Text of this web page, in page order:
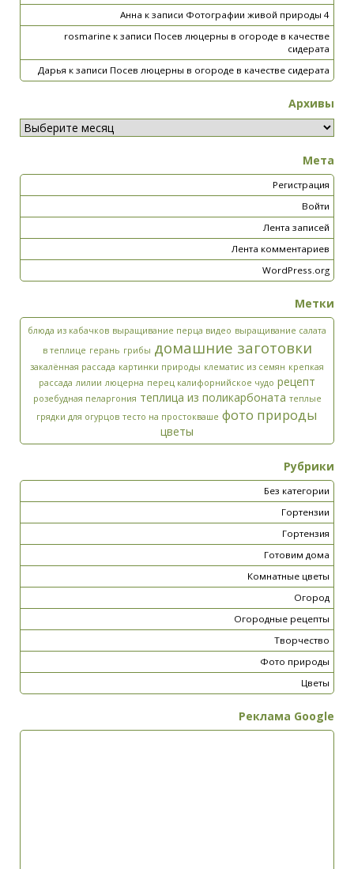
Анна к записи Фотографии живой природы 4
rosmarine к записи Посев люцерны в огороде в качестве
сидерата
Дарья к записи Посев люцерны в огороде в качестве сидерата
Архивы
Мета
Регистрация
Войти
Лента записей
Лента комментариев
WordPress.org
Метки
блюда из кабачков выращивание перца видео выращивание салата
в теплице герань грибы домашние заготовки
закалённая рассада картинки природы клематис из семян крепкая
рассада лилии люцерна перец калифорнийское чудо рецепт
розебудная пеларгония теплица из поликарбоната теплые
грядки для огурцов тесто на простокваше фото природы
цветы
Рубрики
Без категории
Гортензии
Гортензия
Готовим дома
Комнатные цветы
Огород
Огородные рецепты
Творчество
Фото природы
Цветы
Реклама Google